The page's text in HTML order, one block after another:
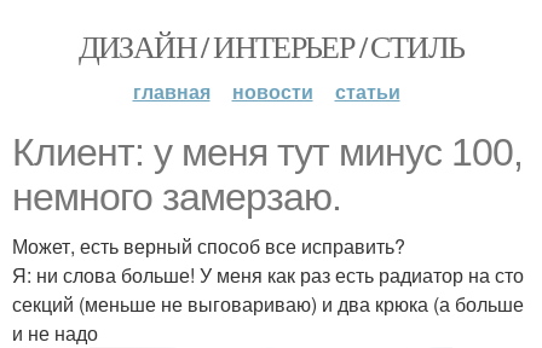
ДИЗАЙН / ИНТЕРЬЕР / СТИЛЬ
главная новости статьи
Клиент: у меня тут минус 100,
немного замерзаю.
Может, есть верный способ все исправить?
Я: ни слова больше! У меня как раз есть радиатор на сто
секций (меньше не выговариваю) и два крюка (а больше
и не надо